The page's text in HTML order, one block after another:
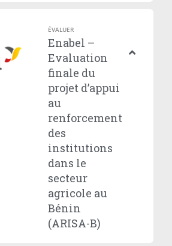
ÉVALUER
Enabel –
Evaluation
finale du
projet d’appui
au
renforcement
des
institutions
dans le
secteur
agricole au
Bénin
(ARISA-B)